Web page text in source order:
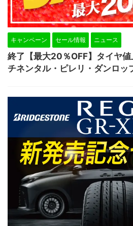
キャンペーン セール情報 ニュース
終了【最大20％OFF】タイヤ
チネンタル・ピレリ・ダンロッ